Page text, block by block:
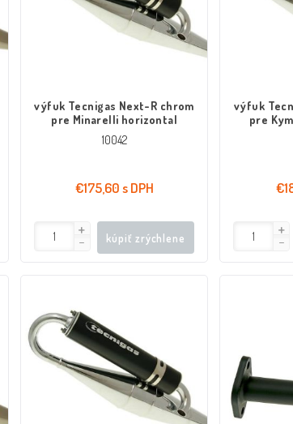
výfuk Tecnigas Next-R chrom
pre Minarelli horizontal
10042
€175,60 s DPH
kúpiť zrýchlene
výfuk
pre